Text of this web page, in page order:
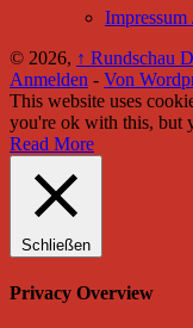
Impressum
© 2026, ↑ Rundschau
Anmelden - Von
This website uses
you're ok with this, but
Read More
Schließen
Privacy Overview